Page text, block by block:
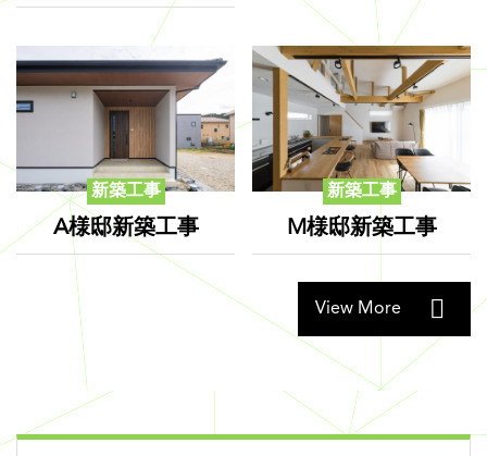
新築工事
A様邸新築工事
新築工事
M様邸新築工事
View More